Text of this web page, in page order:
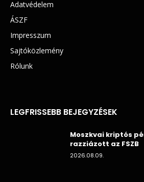
Adatvédelem
ÁSZF
Impresszum
Sajtóközlemény
Rólunk
LEGFRISSEBB BEJEGYZÉSEK
Moszkvai kriptós
razziázott az FSZB
2026.08.09.